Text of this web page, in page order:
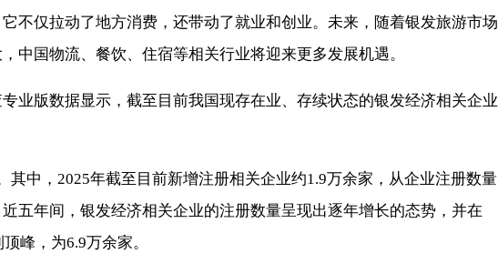
不仅拉动了地方消费，还带动了就业和创业。未来，随着银发旅游市场
中国物流、餐饮、住宿等相关行业将迎来更多发展机遇。
业版数据显示，截至目前我国现存在业、存续状态的银发经济相关企业
其中，2025年截至目前新增注册相关企业约1.9万余家，从企业注册数量
五年间，银发经济相关企业的注册数量呈现出逐年增长的态势，并在
峰，为6.9万余家。